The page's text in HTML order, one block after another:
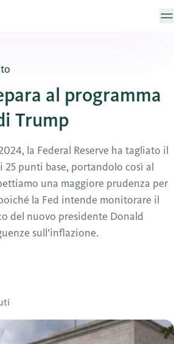
al programma
Trump
la Federal Reserve ha tagliato il
punti base, portandolo così al
una maggiore prudenza per
la Fed intende monitorare il
del nuovo presidente Donald
sull’inflazione.